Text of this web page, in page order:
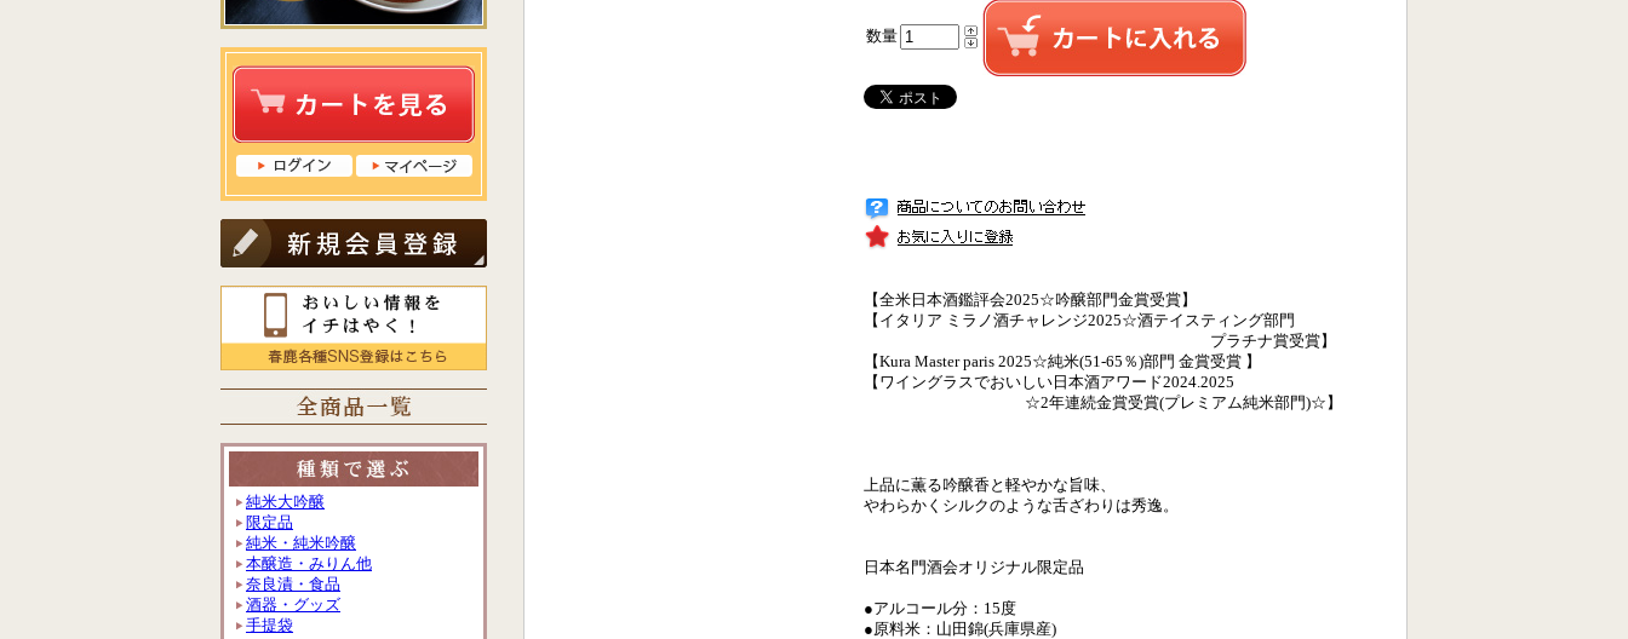
純米大吟醸
限定品
純米・純米吟醸
本醸造・みりん他
奈良漬・食品
酒器・グッズ
手提袋
数量
【全米日本酒鑑評会2025☆吟醸部門金賞受賞】
【イタリア ミラノ酒チャレンジ2025☆酒テイスティング部門
プラチナ賞受賞】
【Kura Master paris 2025☆純米(51-65％)部門 金賞受賞 】
【ワイングラスでおいしい日本酒アワード2024.2025
☆2年連続金賞受賞(プレミアム純米部門)☆】
上品に薫る吟醸香と軽やかな旨味、
やわらかくシルクのような舌ざわりは秀逸。
日本名門酒会オリジナル限定品
●アルコール分：15度
●原料米：山田錦(兵庫県産)